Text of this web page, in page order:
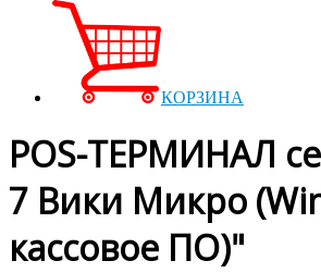
КОРЗИНА
POS-ТЕРМИНАЛ
7 Вики Микро
кассовое ПО)"